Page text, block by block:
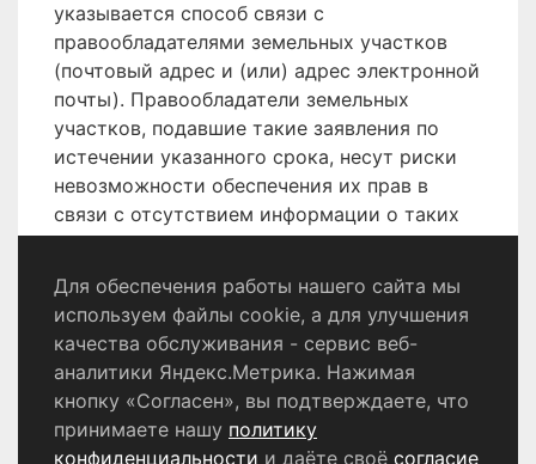
указывается способ связи с
правообладателями земельных участков
(почтовый адрес и (или) адрес электронной
почты). Правообладатели земельных
участков, подавшие такие заявления по
истечении указанного срока, несут риски
невозможности обеспечения их прав в
связи с отсутствием информации о таких
лицах и их правах на земельные участки.
Политика конфиденциальности
Согласие на обработку персональных данных
© 2024 - 2026 Сетевое издание «Информационный
Для обеспечения работы нашего сайта мы
используем файлы cookie, а для улучшения
качества обслуживания - сервис веб-
аналитики Яндекс.Метрика. Нажимая
кнопку «Согласен», вы подтверждаете, что
принимаете нашу политику
конфиденциальности и даёте своё согласие